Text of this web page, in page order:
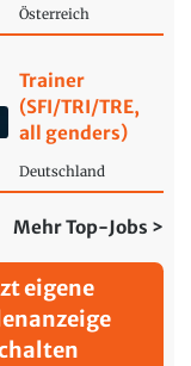
Österreich
Trainer
(SFI/TRI/TRE,
all genders)
Deutschland
Mehr Top-Jobs >
eigene